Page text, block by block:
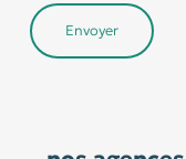
Envoyer